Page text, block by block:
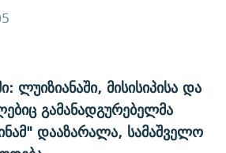
ლუიზიანაში, მისისიპისა და
გამანადგურებელმა
დააზარალა, სამაშველო